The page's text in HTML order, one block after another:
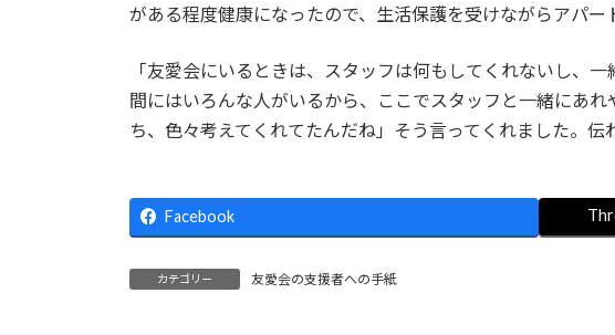
がある程度健康になったので、生活保護を受けながらアパー
「友愛会にいるときは、スタッフは何もしてくれないし、
間にはいろんな人がいるから、ここでスタッフと一緒にあ
ち、色々考えてくれてたんだね」そう言ってくれました。伝
Facebook
カテゴリー 友愛会の支援者への手紙